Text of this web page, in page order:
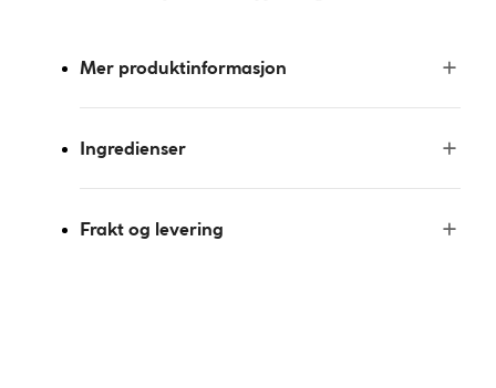
Mer produktinformasjon
Ingredienser
Frakt og levering